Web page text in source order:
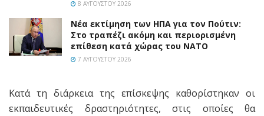
8 ΑΥΓΟΎΣΤΟΥ 2026
Νέα εκτίμηση των ΗΠΑ για τον Πούτιν:
Στο τραπέζι ακόμη και περιορισμένη
επίθεση κατά χώρας του ΝΑΤΟ
7 ΑΥΓΟΎΣΤΟΥ 2026
Κατά τη διάρκεια της επίσκεψης καθορίστηκαν οι
εκπαιδευτικές δραστηριότητες, στις οποίες θα